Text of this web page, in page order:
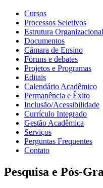
Cursos
Processos Seletivos
Estrutura Organizacional
Documentos
Câmara de Ensino
Fóruns e debates
Projetos e Programas
Editais
Calendário Acadêmico
Permanência e Êxito
Inclusão/Acessibilidade
Currículo Integrado
Gestão Acadêmica
Serviços
Perguntas Frequentes
Contato
Pesquisa e Pós-